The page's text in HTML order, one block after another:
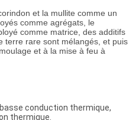
et la mullite comme un
comme agrégats, le
comme matrice, des additifs
terre rare sont mélangés, et puis
et à la mise à feu à
conduction thermique,
thermique.